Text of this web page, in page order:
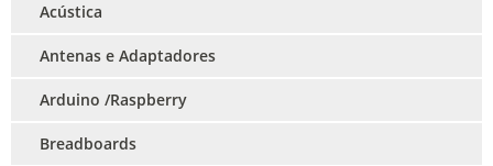
Acústica
Antenas e Adaptadores
Arduino /Raspberry
Breadboards